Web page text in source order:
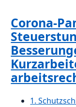
Corona-
1.